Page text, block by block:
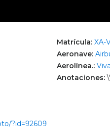
Matrícula: XA-
Aeronave:
Aerolínea.:
Anotaciones:
?id=92609